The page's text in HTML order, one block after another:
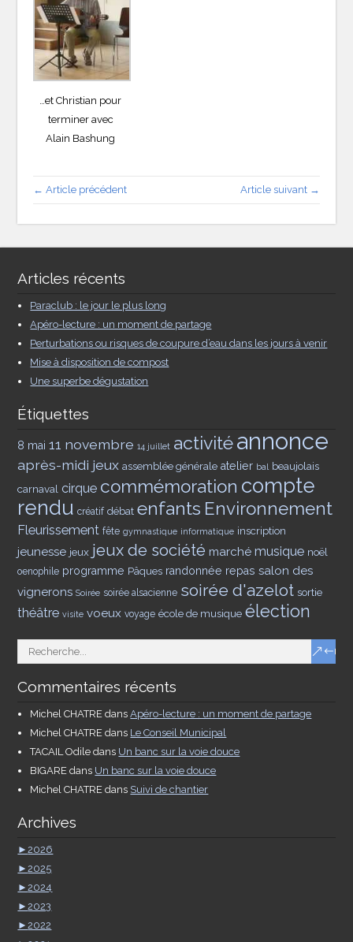
…et Christian pour
terminer avec
Alain Bashung
← Article précédent Article suivant →
Articles récents
Paraclub : le jour le plus long
Apéro-lecture : un moment de partage
Perturbations ou risques de coupure d’eau dans les jours à venir
Mise à disposition de compost
Une superbe dégustation
Étiquettes
8 mai 11 novembre 14 juillet activitéannonce
après-midi jeux assemblée générale atelier bal beaujolais
carnaval cirque commémoration compte
rendu créatif débat enfants Environnement
Fleurissement fête gymnastique informatique inscription
jeunesse jeux jeux de société marché musique noël
oenophile programme Pâques randonnée repas salon des
vignerons Soirée soirée alsacienne soirée d'azelot sortie
théâtre visite voeux voyage école de musique élection
Commentaires récents
Michel CHATRE dansApéro-lecture : un moment de partage
Michel CHATRE dans Le Conseil Municipal
TACAIL Odile dans Un banc sur la voie douce
BIGARE dans Un banc sur la voie douce
Michel CHATRE dans Suivi de chantier
Archives
►2026
►2025
►2024
►2023
►2022